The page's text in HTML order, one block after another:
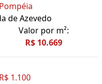
de Azevedo
Valor por m²:
R$ 10.669
R$ 1.100